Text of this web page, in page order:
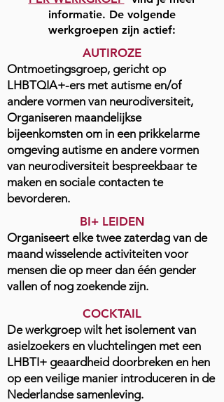
informatie. De volgende
werkgroepen zijn actief:
AUTIROZE
Ontmoetingsgroep, gericht op
LHBTQIA+-ers met autisme en/of
andere vormen van neurodiversiteit,
Organiseren maandelijkse
bijeenkomsten om in een prikkelarme
omgeving autisme en andere vormen
van neurodiversiteit bespreekbaar te
maken en sociale contacten te
bevorderen.
BI+ LEIDEN
Organiseert elke twee zaterdag van de
maand wisselende activiteiten voor
mensen die op meer dan één gender
vallen of nog zoekende zijn.
COCKTAIL
De werkgroep wilt het isolement van
asielzoekers en vluchtelingen met een
LHBTI+ geaardheid doorbreken en hen
op een veilige manier introduceren in de
Nederlandse samenleving.